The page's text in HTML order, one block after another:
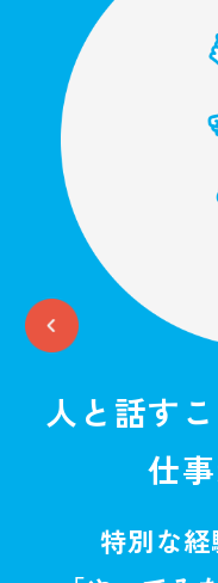
人と話す
仕
特別な経